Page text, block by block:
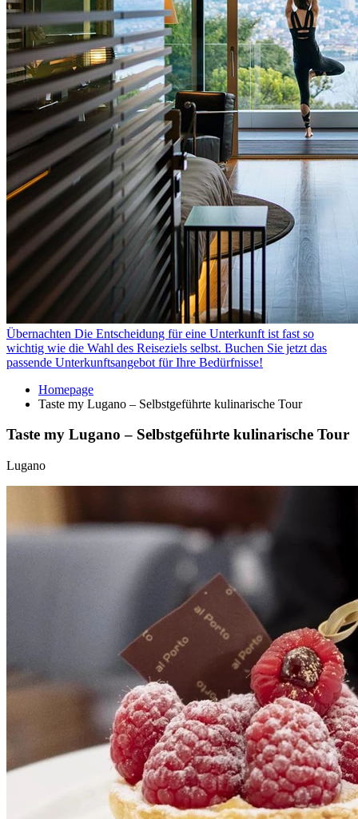
Übernachten Die Entscheidung für eine Unterkunft ist fast so
wichtig wie die Wahl des Reiseziels selbst. Buchen Sie jetzt das
passende Unterkunftsangebot für Ihre Bedürfnisse!
Homepage
Taste my Lugano – Selbstgeführte kulinarische Tour
Taste my Lugano – Selbstgeführte kulinarische Tour
Lugano